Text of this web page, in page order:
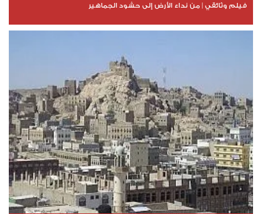
فيلم وثائقي | من نداء الأرض إلى حشود الجماهير